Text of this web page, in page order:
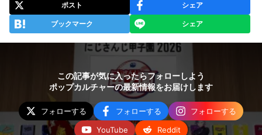
ポスト シェア
ブックマーク シェア
この記事が気に入ったらフォローしよう
ポップカルチャーの最新情報をお届けします
フォローする フォローする
フォローする
YouTube
Reddit